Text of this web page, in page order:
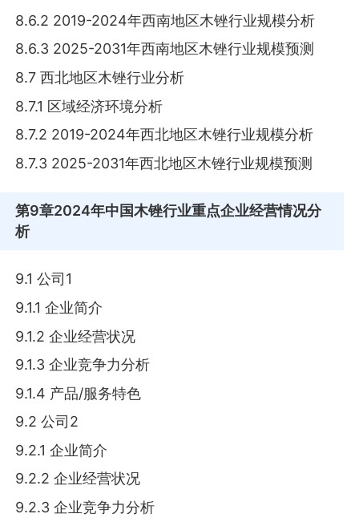
8.6.2 2019-2024年西南地区木锉行业规模分析
8.6.3 2025-2031年西南地区木锉行业规模预测
8.7 西北地区木锉行业分析
8.7.1 区域经济环境分析
8.7.2 2019-2024年西北地区木锉行业规模分析
8.7.3 2025-2031年西北地区木锉行业规模预测
第9章2024年中国木锉行业重点企业经营情况分
析
9.1 公司1
9.1.1 企业简介
9.1.2 企业经营状况
9.1.3 企业竞争力分析
9.1.4 产品/服务特色
9.2 公司2
9.2.1 企业简介
9.2.2 企业经营状况
9.2.3 企业竞争力分析